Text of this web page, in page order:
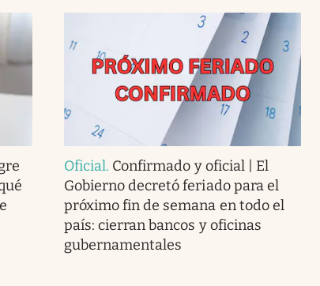
Oficial. Confirmado y oficial | El
Gobierno decretó feriado para el
próximo fin de semana en todo el
país: cierran bancos y oficinas
gubernamentales